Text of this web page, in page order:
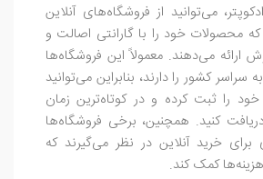
می‌توانید از فروشگاه‌های آنلاین
که محصولات خود را با گارانتی اصالت و
می‌دهند. معمولاً این فروشگاه‌ها
سراسر کشور را دارند، بنابراین می‌توانید
را ثبت کرده و در کوتاه‌ترین زمان
کنید. همچنین، برخی فروشگاه‌ها
خرید آنلاین در نظر می‌گیرند که
کمک کند.